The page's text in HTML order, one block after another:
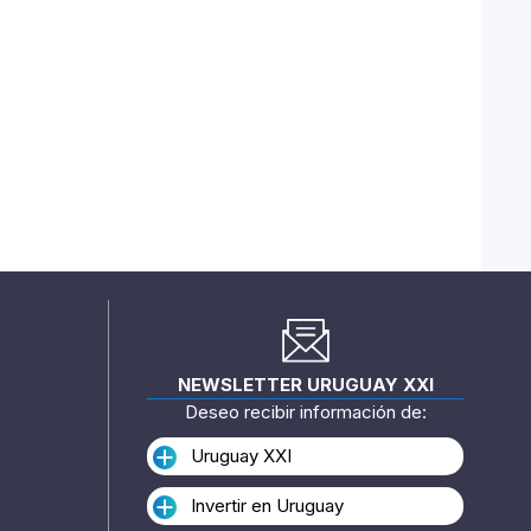
NEWSLETTER URUGUAY XXI
Deseo recibir información de:
Uruguay XXI
Invertir en Uruguay